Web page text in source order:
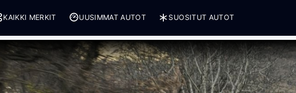
KAIKKI MERKIT UUSIMMAT AUTOT SUOSITUT AUTOT